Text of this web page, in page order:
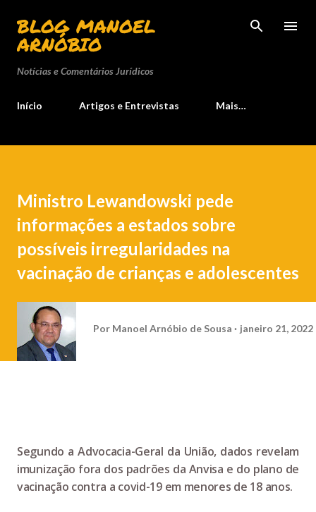
Pular para o conteúdo principal
BLOG MANOEL
ARNÓBIO
Notícias e Comentários Jurídicos
Início Artigos e Entrevistas Mais…
Ministro Lewandowski pede
informações a estados sobre
possíveis irregularidades na
vacinação de crianças e adolescentes
Por Manoel Arnóbio de Sousa janeiro 21, 2022
Segundo a Advocacia-Geral da União, dados revelam
imunização fora dos padrões da Anvisa e do plano de
vacinação contra a covid-19 em menores de 18 anos.